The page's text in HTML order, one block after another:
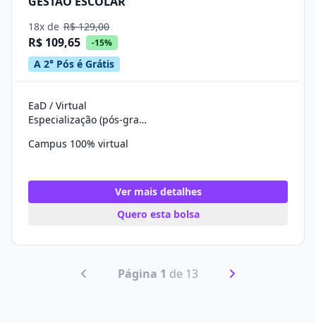
18x de R$ 129,00
R$ 109,65 -15%
A 2° Pós é Grátis
EaD / Virtual
Especialização (pós-graduação)
Campus 100% virtual
Ver mais detalhes
Quero esta bolsa
Página 1 de 13